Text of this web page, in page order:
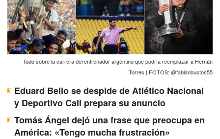
Todo sobre la carrera del entrenador argentino que podría reemplazar a Hernán
Torres | FOTOS: @fabianbustos55
Eduard Bello se despide de Atlético Nacional
y Deportivo Cali prepara su anuncio
Tomás Ángel dejó una frase que preocupa en
América: «Tengo mucha frustración»